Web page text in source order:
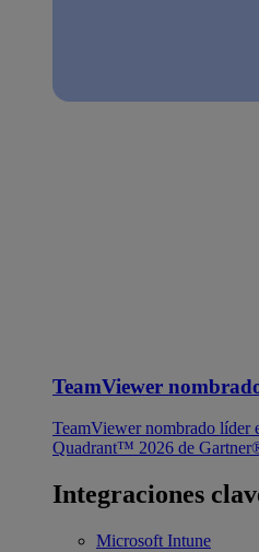
TeamViewer
TeamViewer nombrado líder
Quadrant™ 2026 de
Integraciones
Microsoft Intune